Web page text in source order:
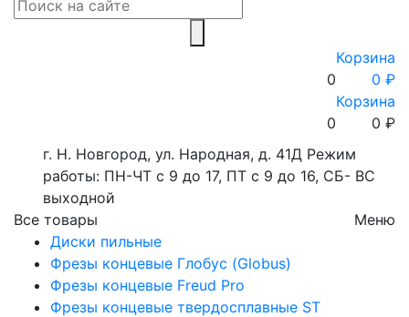
0
Корзина
0 ₽
0
Корзина
0 ₽
г. Н. Новгород, ул. Народная, д. 41Д Режим
работы: ПН-ЧТ с 9 до 17, ПТ с 9 до 16, СБ- ВС
выходной
Все товары
Диски пильные
Фрезы концевые Глобус (Globus)
Фрезы концевые Freud Pro
Фрезы концевые твердосплавные ST
Меню